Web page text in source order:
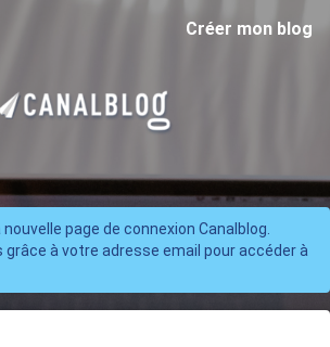
Créer mon blog
page de connexion Canalblog.
à votre adresse email pour accéder à